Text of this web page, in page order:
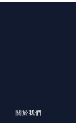
關於我們